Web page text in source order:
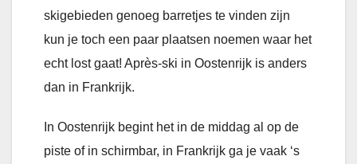
skigebieden genoeg barretjes te vinden zijn
kun je toch een paar plaatsen noemen waar het
echt lost gaat! Après-ski in Oostenrijk is anders
dan in Frankrijk.
In Oostenrijk begint het in de middag al op de
piste of in schirmbar, in Frankrijk ga je vaak ‘s